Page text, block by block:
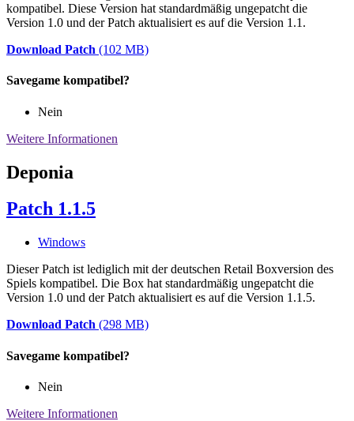
kompatibel. Diese Version hat standardmäßig ungepatcht die
Version 1.0 und der Patch aktualisiert es auf die Version 1.1.
Download Patch (102 MB)
Savegame kompatibel?
Nein
Weitere Informationen
Deponia
Patch 1.1.5
Windows
Dieser Patch ist lediglich mit der deutschen Retail Boxversion des
Spiels kompatibel. Die Box hat standardmäßig ungepatcht die
Version 1.0 und der Patch aktualisiert es auf die Version 1.1.5.
Download Patch (298 MB)
Savegame kompatibel?
Nein
Weitere Informationen